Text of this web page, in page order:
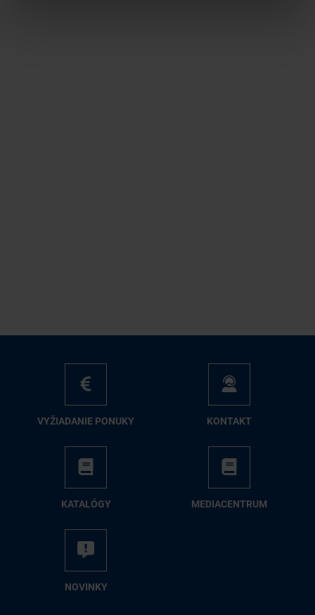
VY­ŽIA­DA­NIE PO­NU­KY KON­TAKT
KA­TA­LÓ­GY ME­DIA­CEN­TRUM
NO­VIN­KY